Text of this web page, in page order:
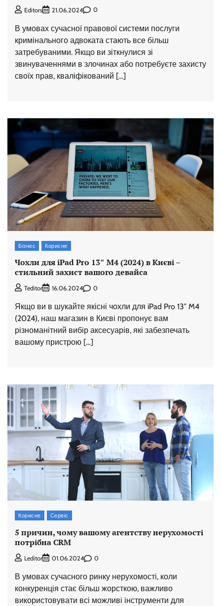
Editors 21.06.2024 0
В умовах сучасної правової системи послуги
кримінального адвоката стають все більш
затребуваними. Якщо ви зіткнулися зі
звинуваченнями в злочинах або потребуєте захисту
своїх прав, кваліфікований […]
Бізнес Корисне
Чохли для iPad Pro 13″ M4 (2024) в Києві –
стильний захист вашого девайса
Teditor 16.06.2024 0
Якщо ви в шукайте якісні чохли для iPad Pro 13″ M4
(2024), наш магазин в Києві пропонує вам
різноманітний вибір аксесуарів, які забезпечать
вашому пристрою […]
Корисне Сервіс
5 причин, чому вашому агентству нерухомості
потрібна CRM
Leditor 01.06.2024 0
В умовах сучасного ринку нерухомості, коли
конкуренція стає більш жорсткою, важливо
використовувати всі можливі інструменти для